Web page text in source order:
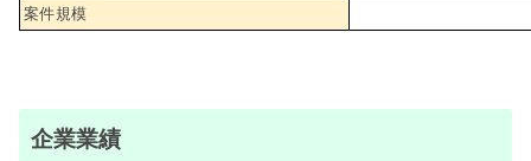
案件規模
企業業績